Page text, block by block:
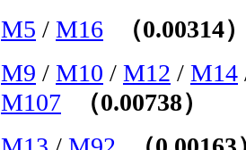
M5 / M16 （0.00314
M9 / M10 / M12 / M14
M107
（0.00738）